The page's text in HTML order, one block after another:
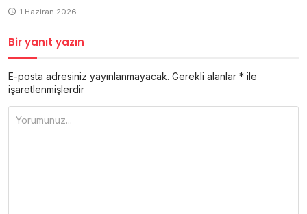
1 Haziran 2026
Bir yanıt yazın
E-posta adresiniz yayınlanmayacak. Gerekli alanlar * ile
işaretlenmişlerdir